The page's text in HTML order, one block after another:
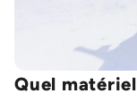
Quel